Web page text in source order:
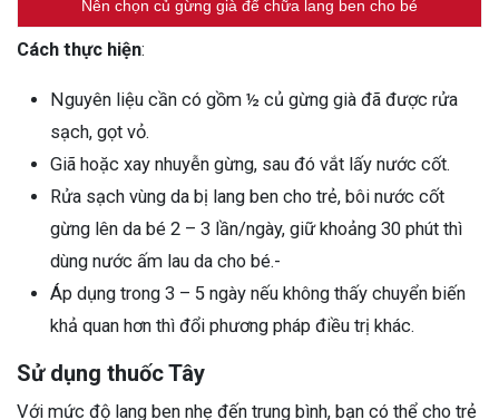
Nên chọn củ gừng già để chữa lang ben cho bé
Cách thực hiện:
Nguyên liệu cần có gồm ½ củ gừng già đã được rửa
sạch, gọt vỏ.
Giã hoặc xay nhuyễn gừng, sau đó vắt lấy nước cốt.
Rửa sạch vùng da bị lang ben cho trẻ, bôi nước cốt
gừng lên da bé 2 – 3 lần/ngày, giữ khoảng 30 phút thì
dùng nước ấm lau da cho bé.-
Áp dụng trong 3 – 5 ngày nếu không thấy chuyển biến
khả quan hơn thì đổi phương pháp điều trị khác.
Sử dụng thuốc Tây
Với mức độ lang ben nhẹ đến trung bình, bạn có thể cho trẻ